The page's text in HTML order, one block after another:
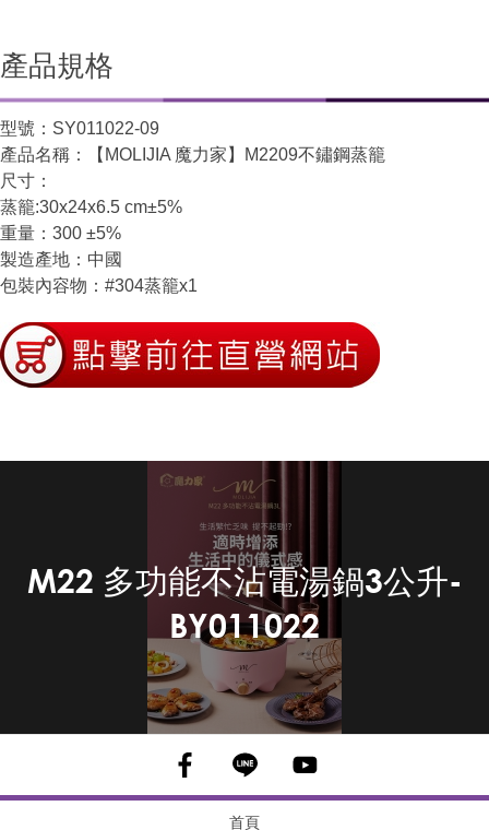
產品規格
型號：SY011022-09
產品名稱：【MOLIJIA 魔力家】M2209不鏽鋼蒸籠
尺寸：
蒸籠:30x24x6.5 cm±5%
重量：300 ±5%
製造產地：中國
包裝內容物：#304蒸籠x1
M22 多功能不沾電湯鍋3公升-
BY011022
首頁